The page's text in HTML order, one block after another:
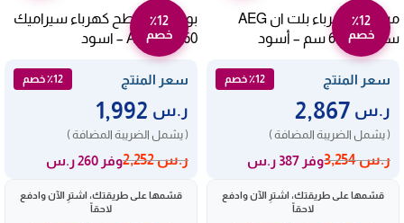
٪12
خصم
مسطح كهرباء بلت ان AEG
سيراميك 60 سم – أسود
HK654070XB
سعر المنتج
٪12 خصم
ر.س
( يشمل الضريبة المضافة )
ر.س3,254 وفر 387 ر.س
قسّمها على طريقتك، اشترِ الآن وادفع
لاحقاً
٪12
خصم
بوتاجاز مسطح كهرباء سيراميك
60 سم AEG – اسود
HK614010MB
سعر المنتج
٪12 خصم
ر.س
( يشمل الضريبة المضافة )
ر.س2,252 وفر 260 ر.س
قسّمها على طريقتك، اشترِ الآن وادفع
لاحقاً